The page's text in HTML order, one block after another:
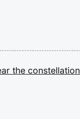
the constellation